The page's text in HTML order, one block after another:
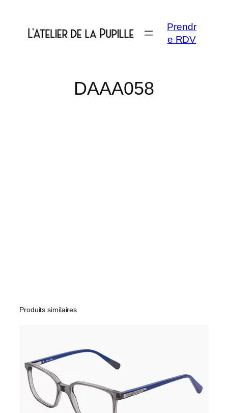
contenu
Prendr
e RDV
DAAA058
Produits similaires